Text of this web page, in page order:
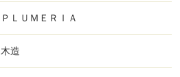
ＰＬＵＭＥＲＩＡ
木造